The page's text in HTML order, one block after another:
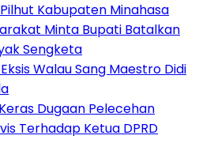
Kabupaten Minahasa
Minta Bupati Batalkan
Sengketa
Walau Sang Maestro Didi
Dugaan Pelecehan
Terhadap Ketua DPRD